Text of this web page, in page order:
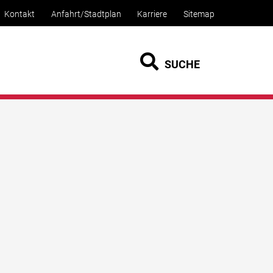
Kontakt Anfahrt/Stadtplan Karriere Sitemap
SUCHE